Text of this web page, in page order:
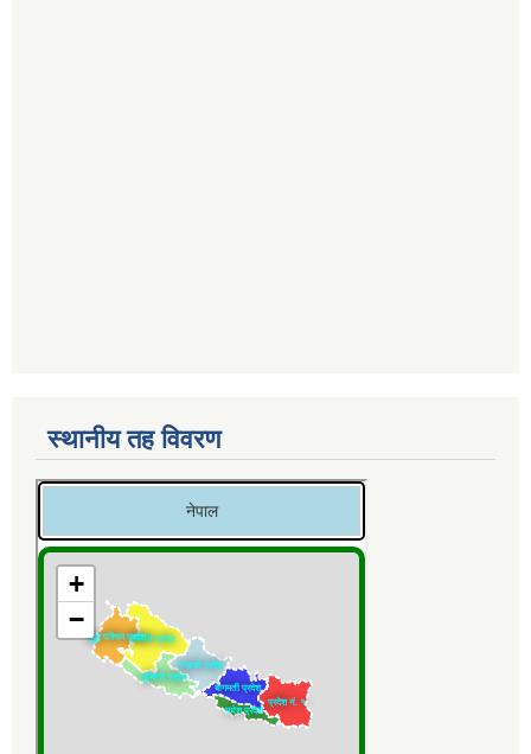
स्थानीय तह विवरण